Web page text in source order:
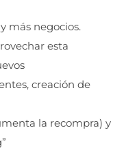
más negocios.
esta
creación de
la recompra) y